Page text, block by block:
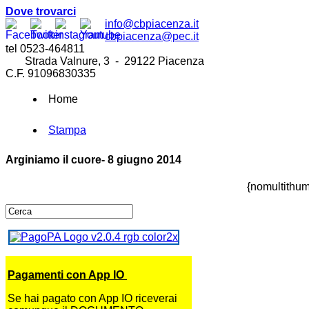
Dove trovarci
info@cbpiacenza.it
cbpiacenza@pec.it
tel 0523-464811
Strada Valnure, 3 - 29122 Piacenza
C.F. 91096830335
Home
Stampa
Arginiamo il cuore- 8 giugno 2014
Pagamenti con App IO
Se hai pagato con App IO riceverai